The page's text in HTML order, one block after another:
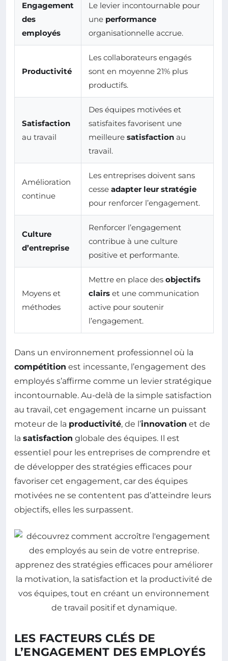
Engagement
des
employés
Le levier incontournable pour
une performance
organisationnelle accrue.
Productivité
Les collaborateurs engagés
sont en moyenne 21% plus
productifs.
Satisfaction
au travail
Des équipes motivées et
satisfaites favorisent une
meilleure satisfaction au
travail.
Amélioration
continue
Les entreprises doivent sans
cesse adapter leur stratégie
pour renforcer l’engagement.
Culture
d’entreprise
Renforcer l’engagement
contribue à une culture
positive et performante.
Moyens et
méthodes
Mettre en place des objectifs
clairs et une communication
active pour soutenir
l’engagement.
Dans un environnement professionnel où la
compétition est incessante, l’engagement des
employés s’affirme comme un levier stratégique
incontournable. Au-delà de la simple satisfaction
au travail, cet engagement incarne un puissant
moteur de la productivité, de l’innovation et de
la satisfaction globale des équipes. Il est
essentiel pour les entreprises de comprendre et
de développer des stratégies efficaces pour
favoriser cet engagement, car des équipes
motivées ne se contentent pas d’atteindre leurs
objectifs, elles les surpassent.
LES FACTEURS CLÉS DE
L’ENGAGEMENT DES EMPLOYÉS